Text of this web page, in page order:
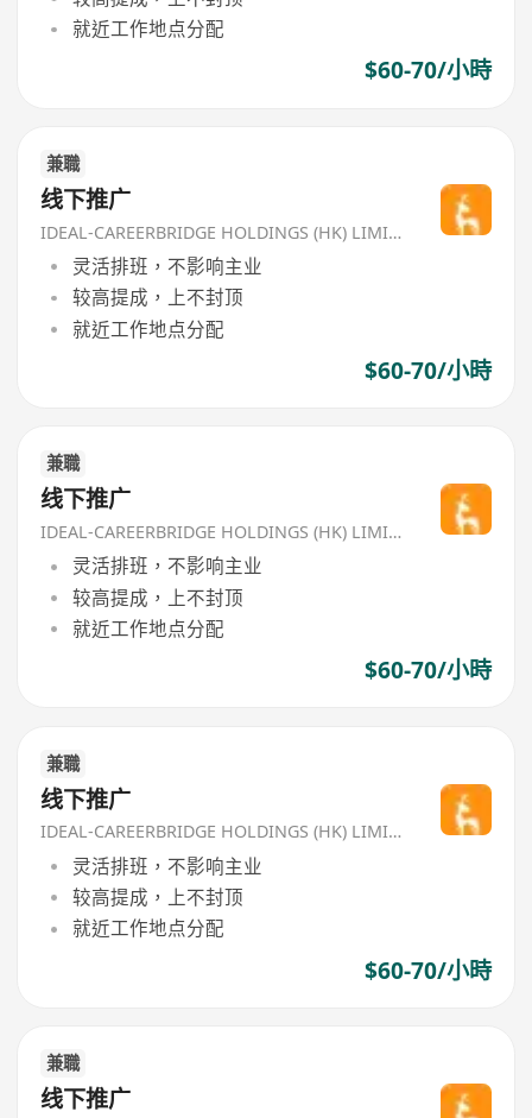
就近工作地点分配
$60-70/小時
兼職
线下推广
IDEAL-CAREERBRIDGE HOLDINGS (HK) LIMITED
灵活排班，不影响主业
较高提成，上不封顶
就近工作地点分配
$60-70/小時
兼職
线下推广
IDEAL-CAREERBRIDGE HOLDINGS (HK) LIMITED
灵活排班，不影响主业
较高提成，上不封顶
就近工作地点分配
$60-70/小時
兼職
线下推广
IDEAL-CAREERBRIDGE HOLDINGS (HK) LIMITED
灵活排班，不影响主业
较高提成，上不封顶
就近工作地点分配
$60-70/小時
兼職
线下推广